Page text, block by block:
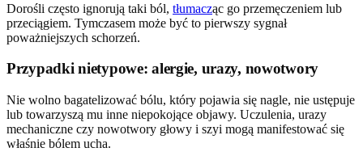
Dorośli często ignorują taki ból, tłumacząc go przemęczeniem lub
przeciągiem. Tymczasem może być to pierwszy sygnał
poważniejszych schorzeń.
Przypadki nietypowe: alergie, urazy, nowotwory
Nie wolno bagatelizować bólu, który pojawia się nagle, nie ustępuje
lub towarzyszą mu inne niepokojące objawy. Uczulenia, urazy
mechaniczne czy nowotwory głowy i szyi mogą manifestować się
właśnie bólem ucha.